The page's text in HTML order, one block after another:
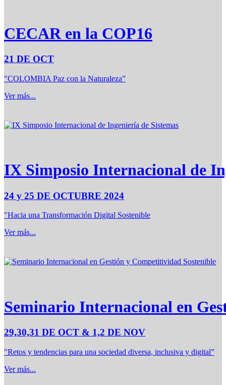
CECAR en la COP16
21 DE OCT
"COLOMBIA Paz con la Naturaleza”
Ver más...
IX Simposio Internacional de
24 y 25 DE OCTUBRE 2024
"Hacia una Transformación Digital Sostenible
Ver más...
Seminario Internacional en
29,30,31 DE OCT & 1,2 DE NOV
"Retos y tendencias para una sociedad diversa, inclusiva y digital”
Ver más...